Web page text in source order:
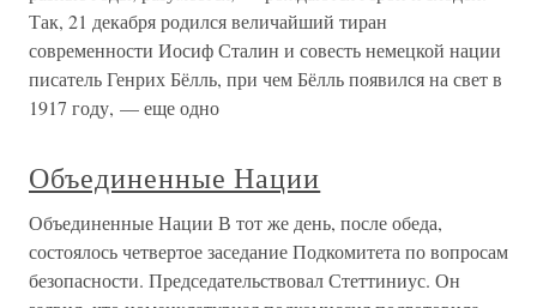
Так, 21 декабря родился величайший тиран
современности Иосиф Сталин и совесть немецкой нации
писатель Генрих Бёлль, при чем Бёлль появился на свет в
1917 году, — еще одно
Объединенные Нации
Объединенные Нации В тот же день, после обеда,
состоялось четвертое заседание Подкомитета по вопросам
безопасности. Председательствовал Стеттиниус. Он